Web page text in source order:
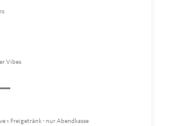
Vibes
1 Freigetränk - nur Abendkasse